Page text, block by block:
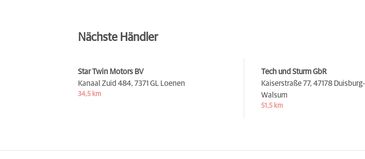
Nächste Händler
Star Twin Motors BV
Kanaal Zuid 484, 7371 GL Loenen
34,5 km
Tech und Sturm GbR
Kaiserstraße 77, 47178 Duisburg-
Walsum
51,5 km